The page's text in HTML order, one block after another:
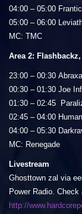
04:00 – 05:00
05:00 – 06:00
MC: TMC
Area 2:
23:00 – 00:30
00:30 – 01:30 Joe
01:30 – 02:45
02:45 – 04:00
04:00 – 05:30
MC: Renegade
Livestream
Ghosttown zal via
Power Radio.
http://